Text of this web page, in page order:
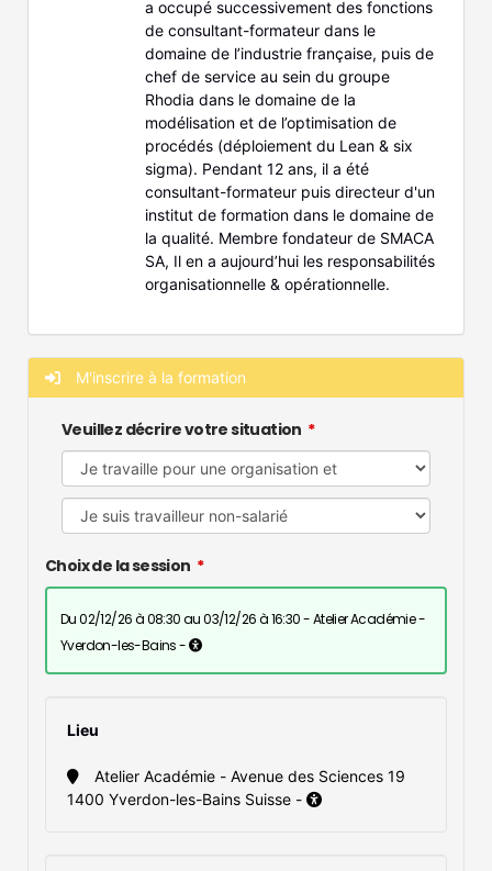
a occupé successivement des fonctions
de consultant-formateur dans le
domaine de l’industrie française, puis de
chef de service au sein du groupe
Rhodia dans le domaine de la
modélisation et de l’optimisation de
procédés (déploiement du Lean & six
sigma). Pendant 12 ans, il a été
consultant-formateur puis directeur d'un
institut de formation dans le domaine de
la qualité. Membre fondateur de SMACA
SA, Il en a aujourd’hui les responsabilités
organisationnelle & opérationnelle.
M'inscrire à la formation
Veuillez décrire votre situation
Choix de la session
du 02/12/26 à 08:30 au 03/12/26 à 16:30 - Atelier Académie -
Yverdon-les-Bains -
Lieu
1400 Yverdon-les-Bains Suisse -